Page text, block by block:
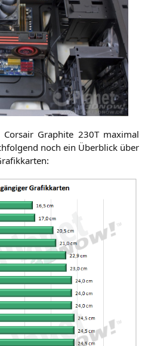
Gra­phi­te 230Tmaxi­mal
noch ein Über­blick über